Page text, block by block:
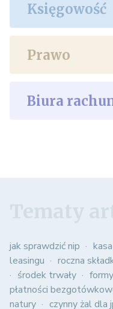
Księgowość
Prawo
Biura
jak sprawdzić nip
leasingu
roczna
środek trwały
płatności
natury
czynny żal dla